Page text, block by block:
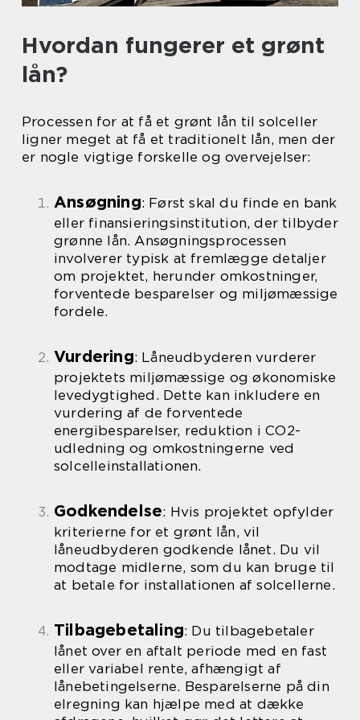
Hvordan fungerer et grønt
lån?
Processen for at få et grønt lån til solceller
ligner meget at få et traditionelt lån, men der
er nogle vigtige forskelle og overvejelser:
Ansøgning: Først skal du finde en bank
eller finansieringsinstitution, der tilbyder
grønne lån. Ansøgningsprocessen
involverer typisk at fremlægge detaljer
om projektet, herunder omkostninger,
forventede besparelser og miljømæssige
fordele.
Vurdering: Låneudbyderen vurderer
projektets miljømæssige og økonomiske
levedygtighed. Dette kan inkludere en
vurdering af de forventede
energibesparelser, reduktion i CO2-
udledning og omkostningerne ved
solcelleinstallationen.
Godkendelse: Hvis projektet opfylder
kriterierne for et grønt lån, vil
låneudbyderen godkende lånet. Du vil
modtage midlerne, som du kan bruge til
at betale for installationen af solcellerne.
Tilbagebetaling: Du tilbagebetaler
lånet over en aftalt periode med en fast
eller variabel rente, afhængigt af
lånebetingelserne. Besparelserne på din
elregning kan hjælpe med at dække